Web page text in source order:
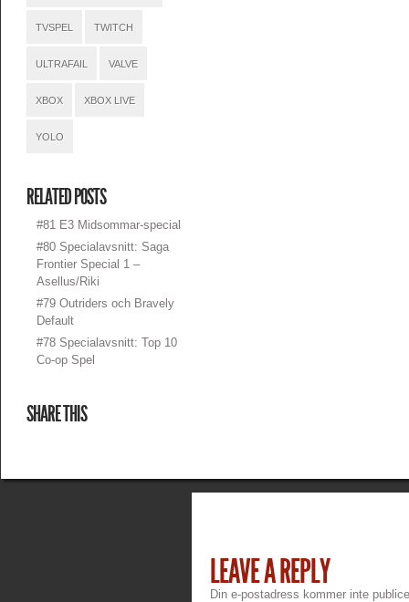
TVSPEL TWITCH
ULTRAFAIL VALVE
XBOX XBOX LIVE
YOLO
RELATED POSTS
#81 E3 Midsommar-special
#80 Specialavsnitt: Saga
Frontier Special 1 –
Asellus/Riki
#79 Outriders och Bravely
Default
#78 Specialavsnitt: Top 10
Co-op Spel
SHARE THIS
LEAVE A REPLY
Din e-postadress kommer inte